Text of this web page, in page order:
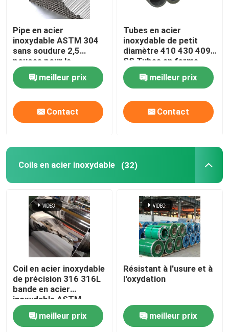
Alliage de titane
Plat en aluminium de feuille
Bobine en aluminium
Rod rond en aluminium
bobine de papier d'aluminium
Barre ronde de cuivre
Fil de cuivre massif
Tuyau de cuivre rond
Plaque plate en cuivre
Pipe en acier
inoxydable ASTM 304
sans soudure 2,5
pouces pour la
construction / la
décorationmeilleur prix
Contact
Tubes en acier
inoxydable de petit
diamètre 410 430 409
SS Tubes en forme
spéciale
meilleur prix
Contact
Coils en acier inoxydable (32)
Coil en acier inoxydable
de précision 316 316L
bande en acier
inoxydable ASTM
laminée à froid
meilleur prix
Résistant à l'usure et à
l'oxydation
meilleur prix